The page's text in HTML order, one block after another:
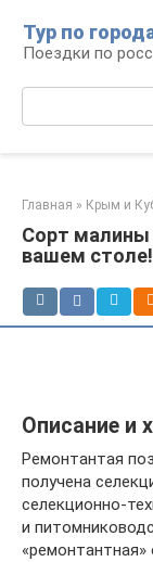
контенту
Тур по
Поездки по
Главная » Крым и
Сорт малины
вашем столе!
Описание и
Ремонтантая
получена
селекционно-
и